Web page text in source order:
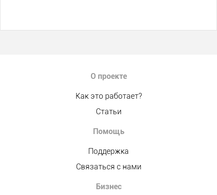
О проекте
Как это работает?
Статьи
Помощь
Поддержка
Связаться с нами
Бизнес